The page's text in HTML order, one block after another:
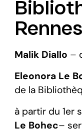
Rennes
Malik Diallo –
Eleonora Le
de la
à partir du 1er
Le Bohec–